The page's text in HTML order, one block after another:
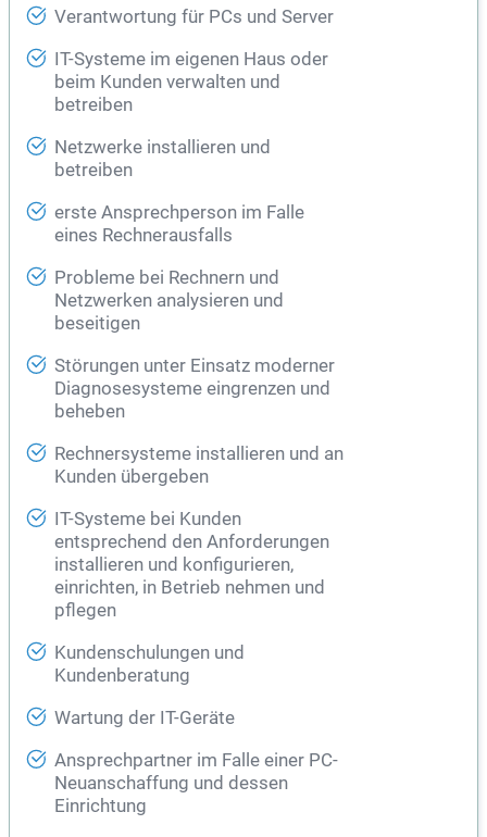
Verantwortung für PCs und Server
IT-Systeme im eigenen Haus oder
beim Kunden verwalten und
betreiben
Netzwerke installieren und
betreiben
erste Ansprechperson im Falle
eines Rechnerausfalls
Probleme bei Rechnern und
Netzwerken analysieren und
beseitigen
Störungen unter Einsatz moderner
Diagnosesysteme eingrenzen und
beheben
Rechnersysteme installieren und an
Kunden übergeben
IT-Systeme bei Kunden
entsprechend den Anforderungen
installieren und konfigurieren,
einrichten, in Betrieb nehmen und
pflegen
Kundenschulungen und
Kundenberatung
Wartung der IT-Geräte
Ansprechpartner im Falle einer PC-
Neuanschaffung und dessen
Einrichtung